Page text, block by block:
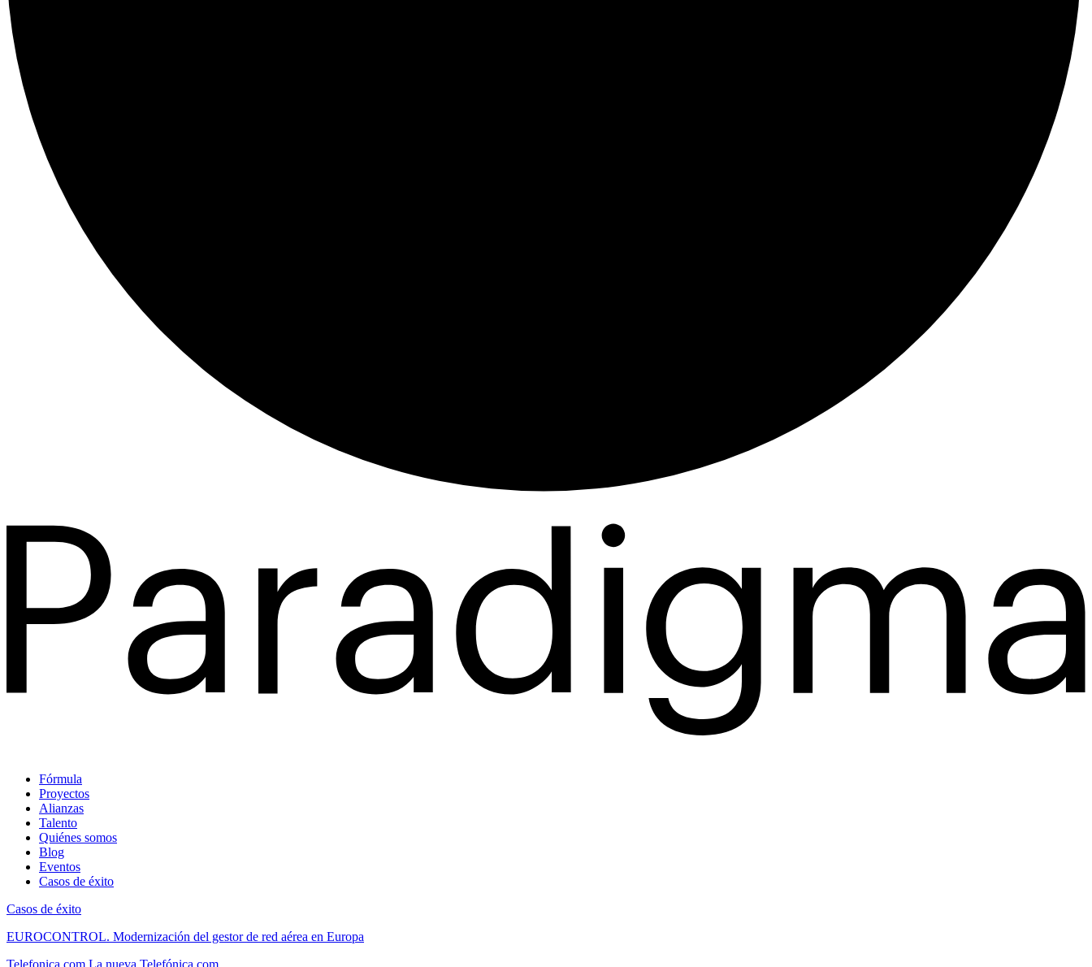
Fórmula
Proyectos
Alianzas
Talento
Quiénes somos
Blog
Eventos
Casos de éxito
Casos de éxito
EUROCONTROL. Modernización del gestor de red aérea en Europa
Telefonica.com La nueva Telefónica.com